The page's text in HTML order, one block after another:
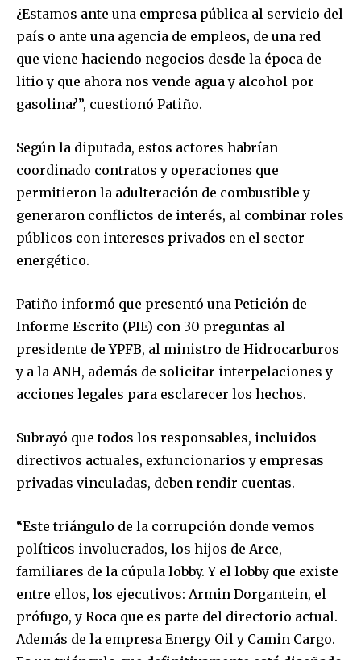
Join our community of
SUBSCRIBERS and be part of the
conversation.
your privacy and won't spam your inbox. Your information is
safe with us.
SUBSCRIBE
I've read and accept the Privacy Policy .
¿Estamos ante una empresa pública al servicio del
país o ante una agencia de empleos, de una red
que viene haciendo negocios desde la época de
litio y que ahora nos vende agua y alcohol por
gasolina?”, cuestionó Patiño.
Según la diputada, estos actores habrían
coordinado contratos y operaciones que
permitieron la adulteración de combustible y
generaron conflictos de interés, al combinar roles
públicos con intereses privados en el sector
energético.
Patiño informó que presentó una Petición de
Informe Escrito (PIE) con 30 preguntas al
presidente de YPFB, al ministro de Hidrocarburos
y a la ANH, además de solicitar interpelaciones y
acciones legales para esclarecer los hechos.
Subrayó que todos los responsables, incluidos
directivos actuales, exfuncionarios y empresas
privadas vinculadas, deben rendir cuentas.
“Este triángulo de la corrupción donde vemos
políticos involucrados, los hijos de Arce,
familiares de la cúpula lobby. Y el lobby que existe
entre ellos, los ejecutivos: Armin Dorgantein, el
prófugo, y Roca que es parte del directorio actual.
Además de la empresa Energy Oil y Camin Cargo.